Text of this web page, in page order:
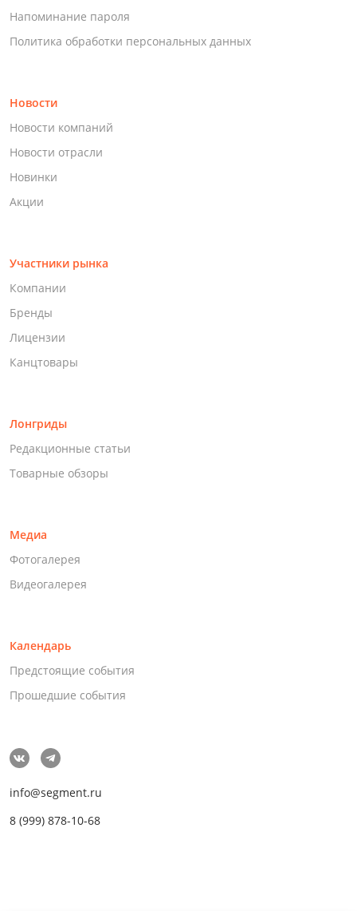
Напоминание пароля
Политика обработки персональных данных
Новости
Новости компаний
Новости отрасли
Новинки
Акции
Участники рынка
Компании
Бренды
Лицензии
Канцтовары
Лонгриды
Редакционные статьи
Товарные обзоры
Медиа
Фотогалерея
Видеогалерея
Календарь
Предстоящие события
Прошедшие события
info@segment.ru
8 (999) 878-10-68